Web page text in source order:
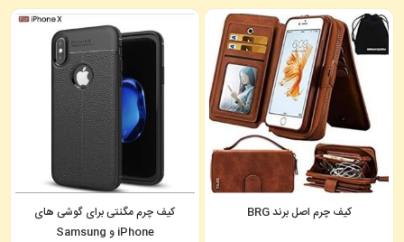
کیف چرم اصل برند BRG
کیف چرم مگنتی برای گوشی های
iPhone و Samsung